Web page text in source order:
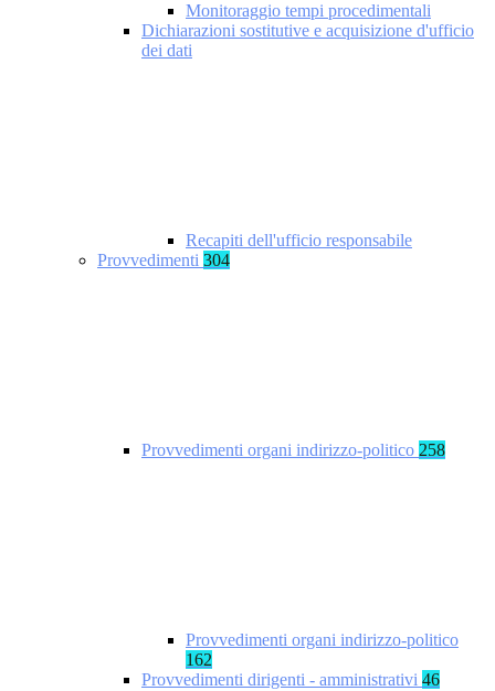
Monitoraggio tempi procedimentali
Dichiarazioni sostitutive e acquisizione d'ufficio
dei dati
Recapiti dell'ufficio responsabile
Provvedimenti 304
Provvedimenti organi indirizzo-politico 258
Provvedimenti organi indirizzo-politico
162
Provvedimenti dirigenti - amministrativi 46